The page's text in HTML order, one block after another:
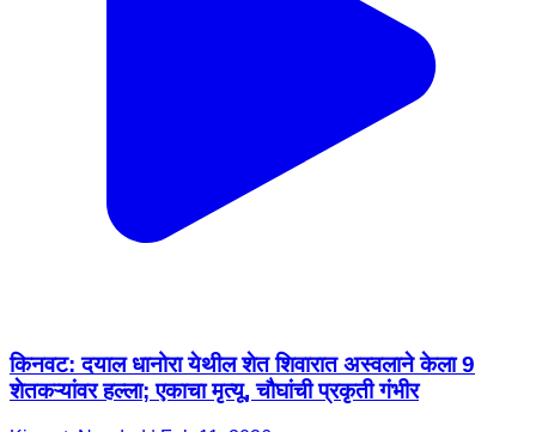
किनवट: दयाल धानोरा येथील शेत शिवारात अस्वलाने केला 9
शेतकऱ्यांवर हल्ला; एकाचा मृत्यू, चौघांची प्रकृती गंभीर